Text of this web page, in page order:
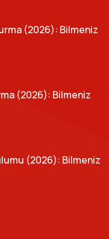
(2026): Bilmeniz
(2026): Bilmeniz
(2026): Bilmeniz